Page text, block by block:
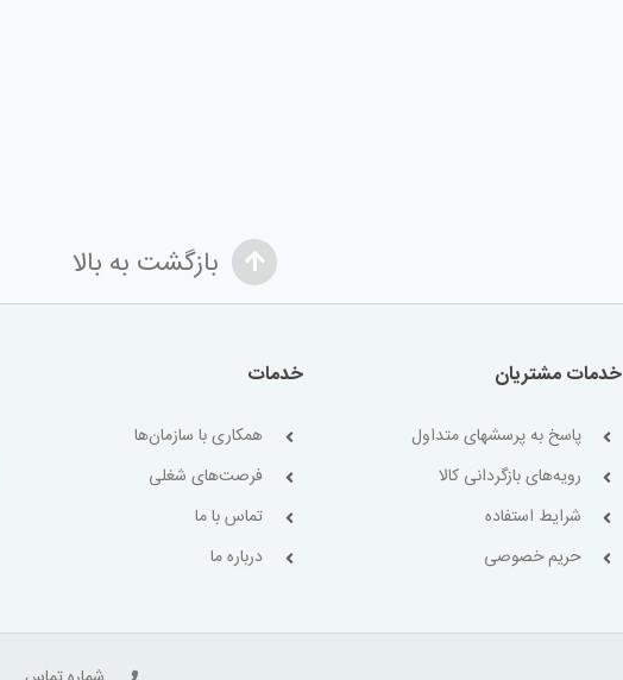
بازگشت به بالا
خدمات مشتریان
پاسخ به پرسشهای متداول
رویه‌های بازگردانی کالا
شرایط استفاده
حریم خصوصی
خدمات
همکاری با سازمان‌ها
فرصت‌های شغلی
تماس با ما
درباره ما